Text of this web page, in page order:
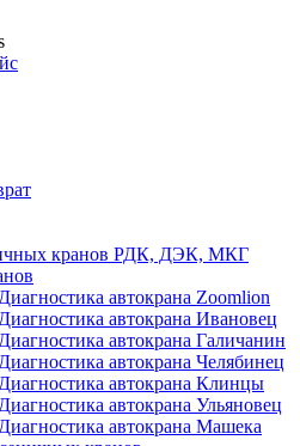
кранов РДК, ДЭК, МКГ
автокрана Zoomlion
автокрана Ивановец
автокрана Галичанин
автокрана Челябинец
автокрана Клинцы
автокрана Ульяновец
автокрана Машека